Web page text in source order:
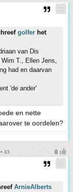
golfer het
van Dis
T., Ellen Jens,
had en daarvan
'de ander'
en nette
te oordelen?
33
ArnieAlberts